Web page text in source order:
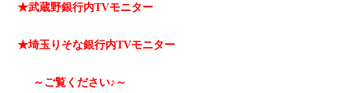
★武蔵野銀行内TVモニター
★埼玉りそな銀行内TVモニター
～ご覧ください♪～